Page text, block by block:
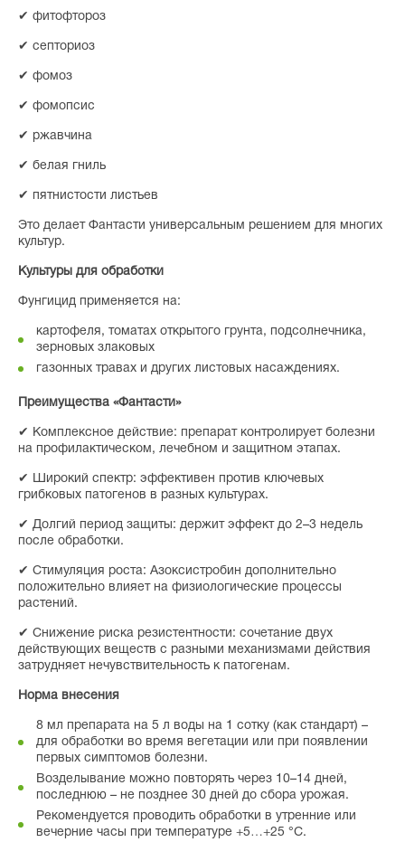
✔ фитофтороз
✔ септориоз
✔ фомоз
✔ фомопсис
✔ ржавчина
✔ белая гниль
✔ пятнистости листьев
Это делает Фантасти универсальным решением для многих
культур.
Культуры для обработки
Фунгицид применяется на:
картофеля, томатах открытого грунта, подсолнечника,
зерновых злаковых
газонных травах и других листовых насаждениях.
Преимущества «Фантасти»
✔ Комплексное действие: препарат контролирует болезни
на профилактическом, лечебном и защитном этапах.
✔ Широкий спектр: эффективен против ключевых
грибковых патогенов в разных культурах.
✔ Долгий период защиты: держит эффект до 2–3 недель
после обработки.
✔ Стимуляция роста: Азоксистробин дополнительно
положительно влияет на физиологические процессы
растений.
✔ Снижение риска резистентности: сочетание двух
действующих веществ с разными механизмами действия
затрудняет нечувствительность к патогенам.
Норма внесения
8 мл препарата на 5 л воды на 1 сотку (как стандарт) –
для обработки во время вегетации или при появлении
первых симптомов болезни.
Возделывание можно повторять через 10–14 дней,
последнюю – не позднее 30 дней до сбора урожая.
Рекомендуется проводить обработки в утренние или
вечерние часы при температуре +5…+25 °C.